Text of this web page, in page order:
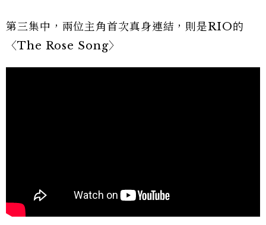
第三集中，兩位主角首次真身連結，則是RIO的
〈The Rose Song〉